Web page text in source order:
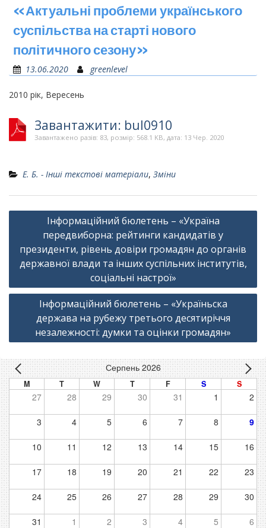
«Актуальні проблеми українського
суспільства на старті нового
політичного сезону»
13.06.2020 greenlevel
2010 рік, Вересень
Завантажити: bul0910
Завантажено разів: 83, розмір: 568.1 KB, дата: 13 Чер. 2020
Е. Б. - Інші текстові матеріали, Зміни
Навігація
записів
Інформаційний бюлетень – «Україна
передвиборна: рейтинги кандидатів у
президенти, рівень довіри громадян до органів
державної влади та інших суспільних інститутів,
соціальні настрої»
Інформаційний бюлетень – «Україньска
держава на рубежу третього десятиріччя
незалежності: думки та оцінки громадян»
Серпень 2026
M T W T F S S
27 28 29 30 31 1 2
3 4 5 6 7 8 9
10 11 12 13 14 15 16
17 18 19 20 21 22 23
24 25 26 27 28 29 30
31 1 2 3 4 5 6